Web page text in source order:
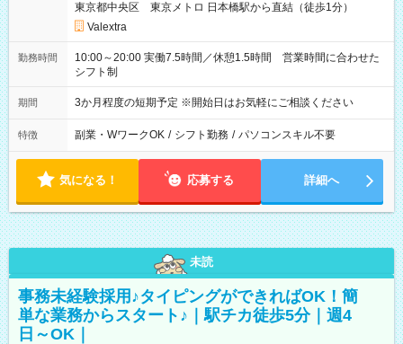
東京都中央区 東京メトロ 日本橋駅から直結（徒歩1分）
Valextra
勤務時間
10:00～20:00 実働7.5時間／休憩1.5時間 営業時間に合わせた
シフト制
期間 3か月程度の短期予定 ※開始日はお気軽にご相談ください
特徴 副業・WワークOK / シフト勤務 / パソコンスキル不要
気になる！ 応募する 詳細へ
未読
事務未経験採用♪タイピングができればOK！簡
単な業務からスタート♪｜駅チカ徒歩5分｜週4
日～OK｜